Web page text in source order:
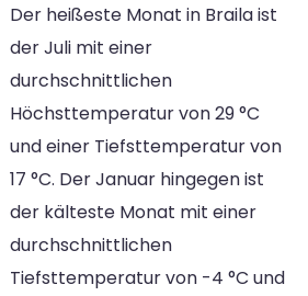
Der heißeste Monat in Braila ist
der Juli mit einer
durchschnittlichen
Höchsttemperatur von 29 °C
und einer Tiefsttemperatur von
17 °C. Der Januar hingegen ist
der kälteste Monat mit einer
durchschnittlichen
Tiefsttemperatur von -4 °C und